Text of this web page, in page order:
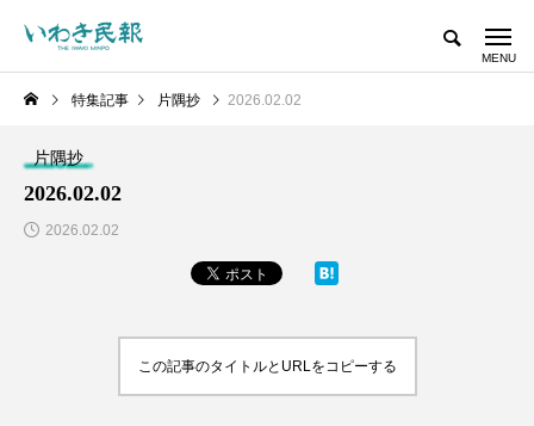
特集記事 片隅抄 2026.02.02
片隅抄
2026.02.02
2026.02.02
この記事のタイトルとURLをコピーする